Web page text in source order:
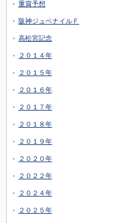
重賞予想
阪神ジュベナイルＦ
高松宮記念
２０１４年
２０１５年
２０１６年
２０１７年
２０１８年
２０１９年
２０２０年
２０２２年
２０２４年
２０２５年